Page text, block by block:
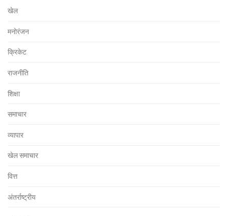
खेल
मनोरंजन
क्रिकेट
राजनीति
शिक्षा
समाचार
व्यापार
खेल समाचार
वित्त
अंतर्राष्ट्रीय